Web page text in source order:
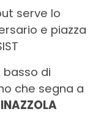
serve lo
e piazza
basso di
che segna a